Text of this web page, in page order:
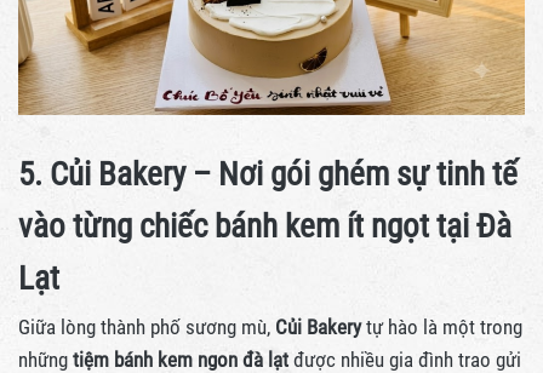
5. Củi Bakery – Nơi gói ghém sự tinh tế
vào từng chiếc bánh kem ít ngọt tại Đà
Lạt
Giữa lòng thành phố sương mù, Củi Bakerytự hào là một trong
những tiệm bánh kem ngon đà lạt được nhiều gia đình trao gửi